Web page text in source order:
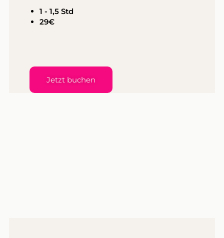
1 - 1,5 Std
29€
Jetzt buchen